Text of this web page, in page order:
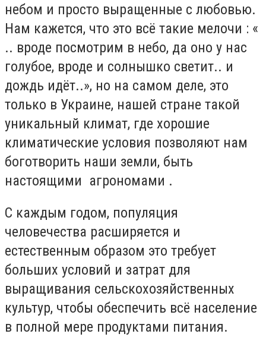
небом и просто выращенные с любовью.
Нам кажется, что это всё такие мелочи : «
.. вроде посмотрим в небо, да оно у нас
голубое, вроде и солнышко светит.. и
дождь идёт..», но на самом деле, это
только в Украине, нашей стране такой
уникальный климат, где хорошие
климатические условия позволяют нам
боготворить наши земли, быть
настоящими агрономами .
С каждым годом, популяция
человечества расширяется и
естественным образом это требует
больших условий и затрат для
выращивания сельскохозяйственных
культур, чтобы обеспечить всё население
в полной мере продуктами питания.